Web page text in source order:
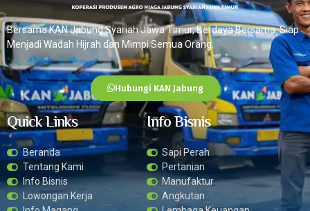
Bersama KAN Jabung Syariah Jawa Timur, Berdaya Bersama. Siap
Menjadi Wadah Hijrah dan Mimpi Semua Orang.
Hubungi KAN Jabung
Quick Links
Beranda
Tentang Kami
Info Bisnis
Lowongan Kerja
Info Bisnis
Sapi Perah
Pertanian
Manufaktur
Angkutan